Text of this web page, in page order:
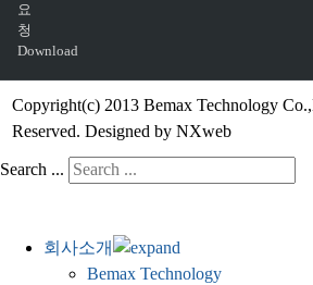
요
청
Download
Copyright(c) 2013 Bemax Technology
Reserved. Designed by NXweb
Search ...
회사소개
Bemax Technology